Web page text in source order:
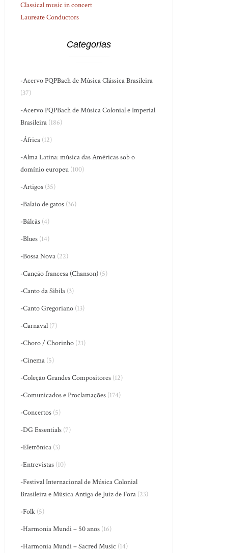
Classical music in concert
Laureate Conductors
Categorias
-Acervo PQPBach de Música Clássica Brasileira
(37)
-Acervo PQPBach de Música Colonial e Imperial
Brasileira (186)
-África (12)
-Alma Latina: música das Américas sob o
domínio europeu (100)
-Artigos (35)
-Balaio de gatos (36)
-Bálcãs (4)
-Blues (14)
-Bossa Nova (22)
-Canção francesa (Chanson) (5)
-Canto da Sibila (3)
-Canto Gregoriano (13)
-Carnaval (7)
-Choro / Chorinho (21)
-Cinema (5)
-Coleção Grandes Compositores (12)
-Comunicados e Proclamações (174)
-Concertos (5)
-DG Essentials (7)
-Eletrônica (3)
-Entrevistas (10)
-Festival Internacional de Música Colonial
Brasileira e Música Antiga de Juiz de Fora (23)
-Folk (5)
-Harmonia Mundi – 50 anos (16)
-Harmonia Mundi – Sacred Music (14)